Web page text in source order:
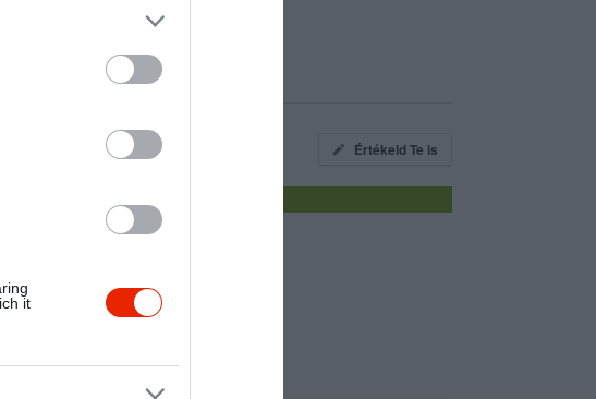
it
Értékeld Te is